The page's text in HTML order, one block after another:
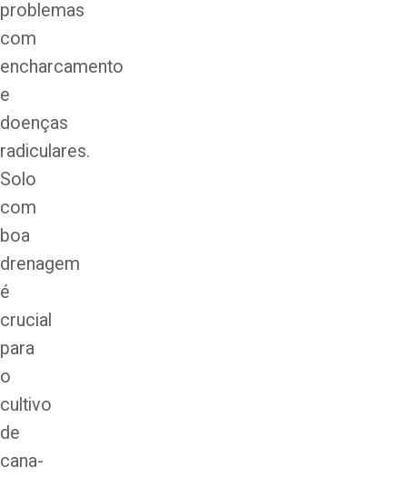
problemas
com
encharcamento
e
doenças
radiculares.
Solo
com
boa
drenagem
é
crucial
para
o
cultivo
de
cana-